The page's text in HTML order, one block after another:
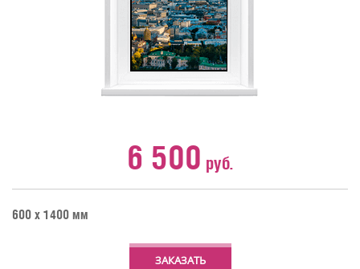
6 500 руб.
600 х 1400 мм
ЗАКАЗАТЬ